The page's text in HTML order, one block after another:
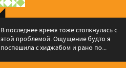
В последнее время тоже столкнулась с
этой проблемой. Ощущение будто я
поспешила с хиджабом и рано по...